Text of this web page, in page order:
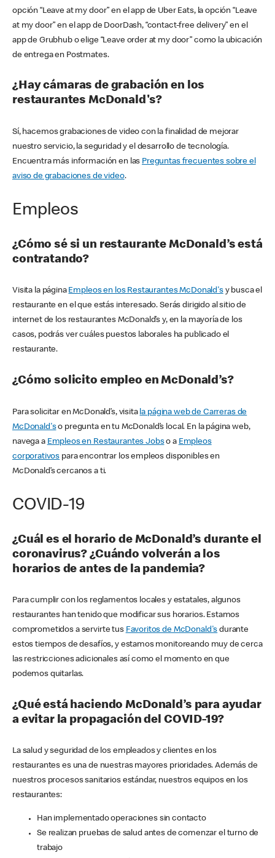
opción “Leave at my door” en el app de Uber Eats, la opción “Leave
at my door” en el app de DoorDash, “contact-free delivery” en el
app de Grubhub o elige “Leave order at my door” como la ubicación
de entrega en Postmates.
¿Hay cámaras de grabación en los
restaurantes McDonald's?
Sí, hacemos grabaciones de video con la finalidad de mejorar
nuestro servicio, la seguridad y el desarrollo de tecnología.
Encuentra más información en las Preguntas frecuentes sobre el
aviso de grabaciones de video.
Empleos
¿Cómo sé si un restaurante McDonald’s está
contratando?
Visita la página Empleos en los Restaurantes McDonald'sy busca el
restaurante en el que estás interesado. Serás dirigido al sitio de
internet de los restaurantes McDonald’s y, en la mayoría de los
casos, podrás ver cuáles puestos laborales ha publicado el
restaurante.
¿Cómo solicito empleo en McDonald’s?
Para solicitar en McDonald’s, visita la página web de Carreras de
McDonald'so pregunta en tu McDonald’s local. En la página web,
navega a Empleos en Restaurantes Jobso a Empleos
corporativos para encontrar los empleos disponibles en
McDonald’s cercanos a ti.
COVID-19
¿Cuál es el horario de McDonald’s durante el
coronavirus? ¿Cuándo volverán a los
horarios de antes de la pandemia?
Para cumplir con los reglamentos locales y estatales, algunos
restaurantes han tenido que modificar sus horarios. Estamos
comprometidos a servirte tus Favoritos de McDonald's durante
estos tiempos de desafíos, y estamos monitoreando muy de cerca
las restricciones adicionales así como el momento en que
podemos quitarlas.
¿Qué está haciendo McDonald’s para ayudar
a evitar la propagación del COVID-19?
La salud y seguridad de los empleados y clientes en los
restaurantes es una de nuestras mayores prioridades. Además de
nuestros procesos sanitarios estándar, nuestros equipos en los
restaurantes:
Han implementado operaciones sin contacto
Se realizan pruebas de salud antes de comenzar el turno de
trabajo